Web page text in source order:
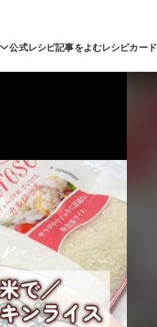
公式レシピ記事をよむレシピカード